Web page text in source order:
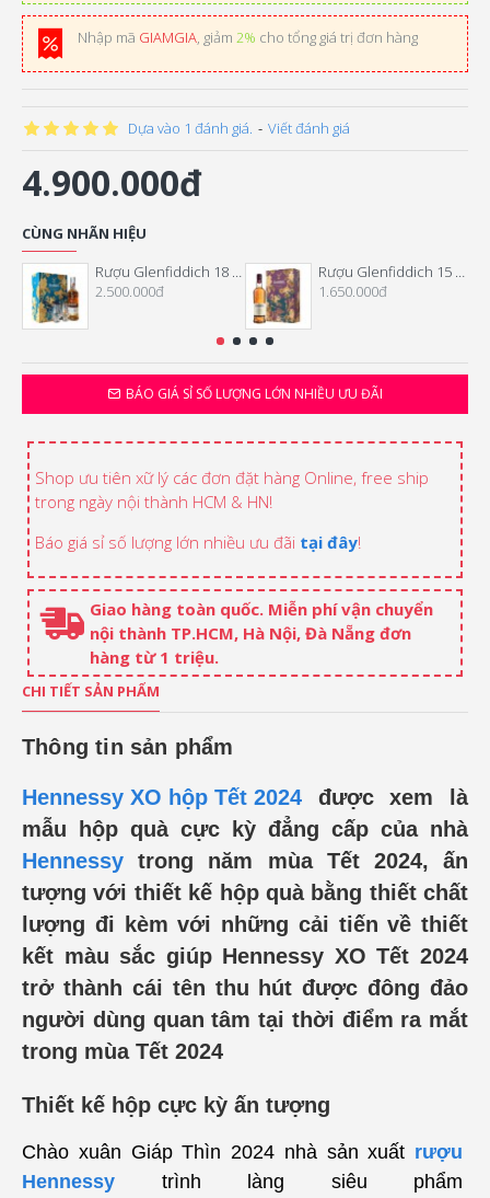
Nhập mã GIAMGIA, giảm 2% cho tổng giá trị đơn hàng
Dựa vào 1 đánh giá. - Viết đánh giá
4.900.000đ
BÁO GIÁ SỈ SỐ LƯỢNG LỚN NHIỀU ƯU ĐÃI
CÙNG NHÃN HIỆU
Rượu Glenfiddich 18 Năm Hộp Quà Tết 2026
2.500.000đ
Rượu Glenfiddich 15 Năm Hộp Quà Tết 2026
1.650.000đ
Shop ưu tiên xữ lý các đơn đặt hàng Online, free ship
trong ngày nội thành HCM & HN!
Báo giá sỉ số lượng lớn nhiều ưu đãi tại đây!
Giao hàng toàn quốc. Miễn phí vận chuyển
nội thành TP.HCM, Hà Nội, Đà Nẵng đơn
hàng từ 1 triệu.
CHI TIẾT SẢN PHẨM
Thông tin sản phẩm
Hennessy XO hộp Tết 2024
được xem là
mẫu hộp quà cực kỳ đẳng cấp của nhà
Hennessy trong năm mùa Tết 2024, ấn
tượng với thiết kế hộp quà bằng thiết chất
lượng đi kèm với những cải tiến về thiết
kết màu sắc giúp Hennessy XO Tết 2024
trở thành cái tên thu hút được đông đảo
người dùng quan tâm tại thời điểm ra mắt
trong mùa Tết 2024
Thiết kế hộp cực kỳ ấn tượng
Chào xuân Giáp Thìn 2024 nhà sản xuất rượu
Hennessy trình làng siêu phẩm